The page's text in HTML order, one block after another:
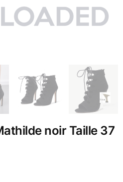
noir Taille 37